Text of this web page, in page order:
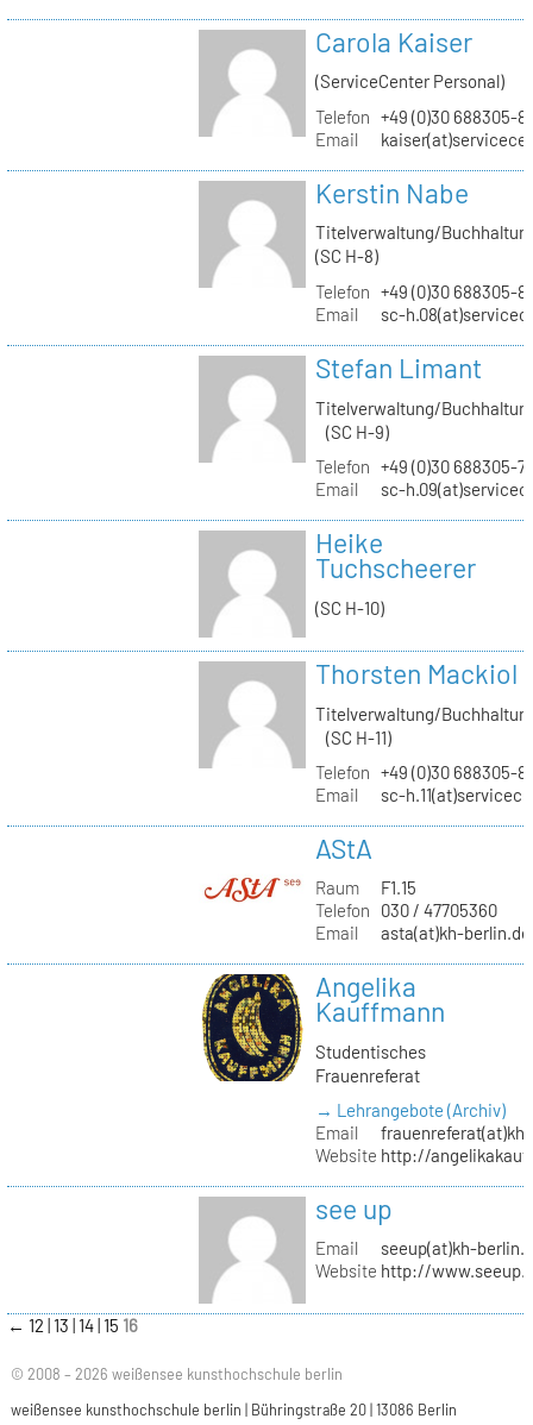
Carola Kaiser
(ServiceCenter Personal)
Telefon +49 (0)30 688305-
Email
Kerstin Nabe
Titelverwaltung/
(SC H-8)
Telefon +49 (0)30 688305-
Email
sc-
Stefan Limant
Titelverwaltung/
(SC H-9)
Telefon +49 (0)30 688305-
Email
sc-
Heike
Tuchscheerer
(SC H-10)
Thorsten Mackiol
Titelverwaltung/
(SC H-11)
Telefon +49 (0)30 688305-
Email
sc-
AStA
Raum
F1.15
Telefon
030 / 47705360
Email
asta(at)kh-berlin.de
Angelika
Kauffmann
Studentisches
Frauenreferat
→ Lehrangebote (Archiv)
Email
Website http://
see up
Email
seeup(at)kh-
Website http://
← 12 13 14 15 16
© 2008 – 2026 weißensee kunsthochschule berlin
weißensee kunsthochschule berlin | Bühringstraße 20 | 13086 Berlin